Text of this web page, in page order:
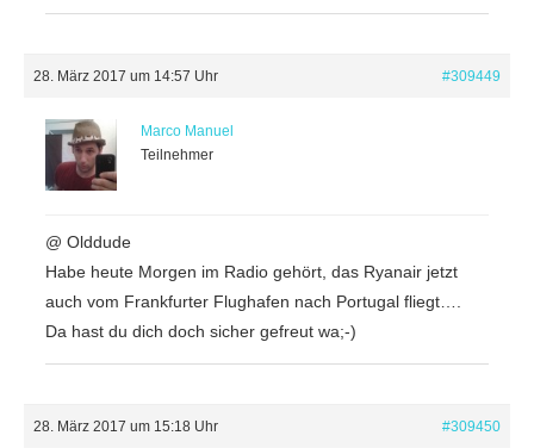
28. März 2017 um 14:57 Uhr #309449
Marco Manuel
Teilnehmer
@ Olddude
Habe heute Morgen im Radio gehört, das Ryanair jetzt
auch vom Frankfurter Flughafen nach Portugal fliegt….
Da hast du dich doch sicher gefreut wa;-)
28. März 2017 um 15:18 Uhr #309450